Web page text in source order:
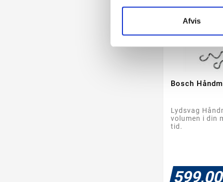
Afvis
Bosch
Lydsvag
volumen i din
tid.